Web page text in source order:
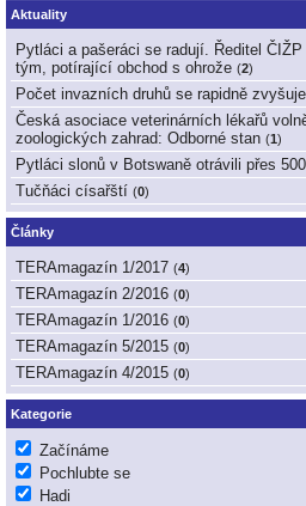
Aktuality
Pytláci a pašeráci se radují. Ředitel
tým, potírající obchod s ohrože (2)
Počet invazních druhů se rapidně
Česká asociace veterinárních lékařů
zoologických zahrad: Odborné stan (1)
Pytláci slonů v Botswaně otrávili přes
Tučňáci císařští (0)
Články
TERAmagazín 1/2017 (4)
TERAmagazín 2/2016 (0)
TERAmagazín 1/2016 (0)
TERAmagazín 5/2015 (0)
TERAmagazín 4/2015 (0)
Kategorie
Začínáme
Pochlubte se
Hadi